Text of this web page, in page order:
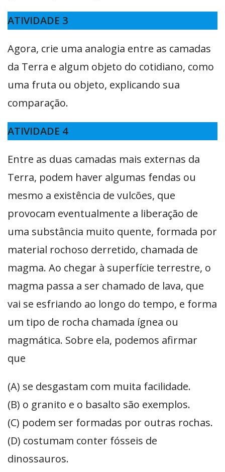
ATIVIDADE 3
Agora, crie uma analogia entre as camadas
da Terra e algum objeto do cotidiano, como
uma fruta ou objeto, explicando sua
comparação.
ATIVIDADE 4
Entre as duas camadas mais externas da
Terra, podem haver algumas fendas ou
mesmo a existência de vulcões, que
provocam eventualmente a liberação de
uma substância muito quente, formada por
material rochoso derretido, chamada de
magma. Ao chegar à superfície terrestre, o
magma passa a ser chamado de lava, que
vai se esfriando ao longo do tempo, e forma
um tipo de rocha chamada ígnea ou
magmática. Sobre ela, podemos afirmar
que
(A) se desgastam com muita facilidade.
(B) o granito e o basalto são exemplos.
(C) podem ser formadas por outras rochas.
(D) costumam conter fósseis de
dinossauros.